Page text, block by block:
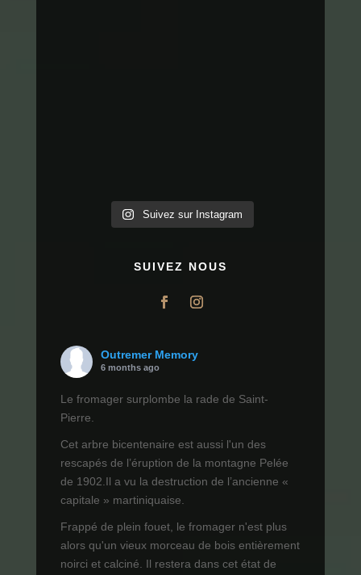
Suivez sur Instagram
SUIVEZ NOUS
Outremer Memory
6 months ago
Le fromager surplombe la rade de Saint-
Pierre.
Cet arbre bicentenaire est aussi l'un des
rescapés de l’éruption de la montagne Pelée
de 1902.Il a vu la destruction de l’ancienne «
capitale » martiniquaise.
Frappé de plein fouet, le fromager n'est plus
alors qu'un vieux morceau de bois entièrement
noirci et calciné. Il restera dans cet état de